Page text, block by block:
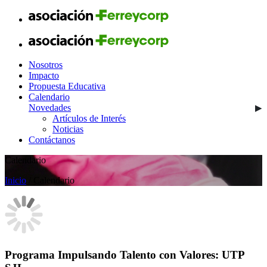
Nosotros
Impacto
Propuesta Educativa
Calendario
Novedades
Artículos de Interés
Noticias
Contáctanos
Calendario
Inicio / Calendario
Programa Impulsando Talento con Valores: UTP